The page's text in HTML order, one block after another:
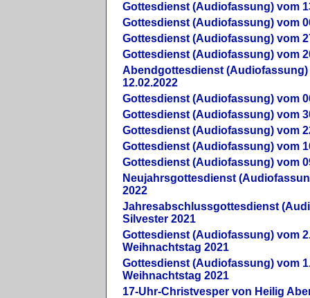
Gottesdienst (Audiofassung) vom
Gottesdienst (Audiofassung) vom
Gottesdienst (Audiofassung) vom
Gottesdienst (Audiofassung) vom
Abendgottesdienst (Audiofassung)
12.02.2022
Gottesdienst (Audiofassung) vom
Gottesdienst (Audiofassung) vom
Gottesdienst (Audiofassung) vom
Gottesdienst (Audiofassung) vom
Gottesdienst (Audiofassung) vom
Neujahrsgottesdienst
2022
Jahresabschlussgottesdienst
Silvester 2021
Gottesdienst (Audiofassung) vom
Weihnachtstag 2021
Gottesdienst (Audiofassung) vom
Weihnachtstag 2021
17-Uhr-Christvesper von Heilig